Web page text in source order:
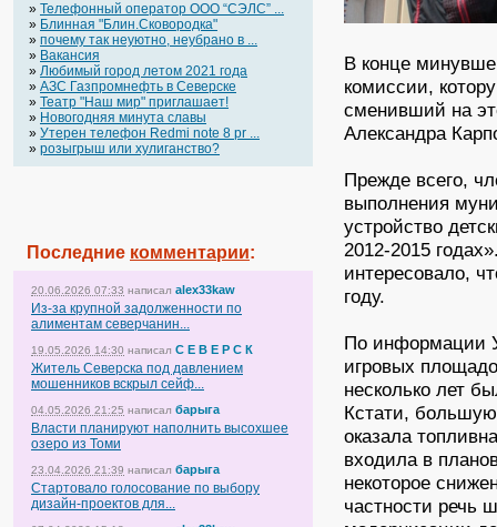
» Телефонный оператор OOO “СЭЛС” ...
» Блинная "Блин.Сковородка"
» почему так неуютно, неубрано в ...
» Вакансия
» Любимый город летом 2021 года
» АЗС Газпромнефть в Северске
» Театр "Наш мир" приглашает!
» Новогодняя минута славы
» Утерен телефон Redmi note 8 pr ...
» розыгрыш или хулиганство?
Последние комментарии:
20.06.2026 07:33 написал alex33kaw
Из-за крупной задолженности по
алиментам северчанин...
19.05.2026 14:30 написал С Е В Е Р С К
Житель Северска под давлением
мошенников вскрыл сейф...
04.05.2026 21:25 написал барыга
Власти планируют наполнить высохшее
озеро из Томи
23.04.2026 21:39 написал барыга
Стартовало голосование по выбору
дизайн-проектов для...
В конце
комиссии,
сменивший на
Александра
Прежде всего,
выполнения
устройство
2012-2015
интересовало,
году.
По информации
игровых
несколько лет
Кстати,
оказала
входила в
некоторое
частности речь